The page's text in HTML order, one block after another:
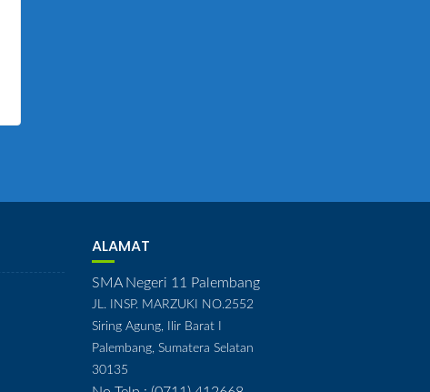
ALAMAT
SMA Negeri 11 Palembang
JL. INSP. MARZUKI NO.2552
Siring Agung, Ilir Barat I
Palembang, Sumatera Selatan
30135